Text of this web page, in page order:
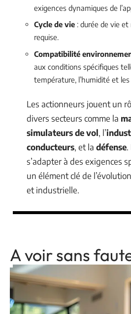
exigences dynamiques de
Cycle de vie : durée de vie
requise.
Compatibilité
aux conditions spécifiques
température, l’humidité et
Les actionneurs jouent un
divers secteurs comme la
simulateurs de vol, l’
conducteurs, et la défense.
s’adapter à des exigences
un élément clé de
et industrielle.
A voir sans